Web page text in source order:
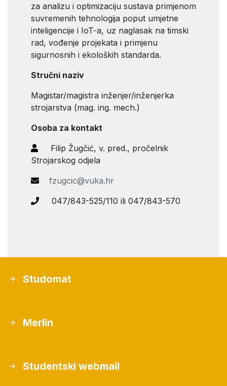
za analizu i optimizaciju sustava primjenom
suvremenih tehnologija poput umjetne
inteligencije i IoT-a, uz naglasak na timski
rad, vođenje projekata i primjenu
sigurnosnih i ekoloških standarda.
Stručni naziv
Magistar/magistra inženjer/inženjerka
strojarstva (mag. ing. mech.)
Osoba za kontakt
Filip Žugčić, v. pred., pročelnik
Strojarskog odjela
fzugcic@vuka.hr
047/843-525/110 ili 047/843-570
Studomat
Merlin
Studentski webmail